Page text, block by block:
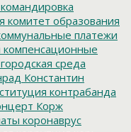
командировка
комитет образования
платежи
компенсационные
среда
Константин
контрабанда
Корж
коронаврус